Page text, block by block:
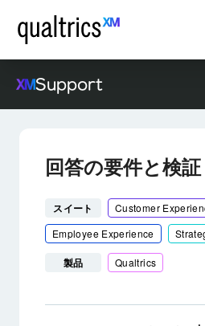
Support
回答の要件と検証
スイート
Customer
Employee Experience
製品 Qualtrics